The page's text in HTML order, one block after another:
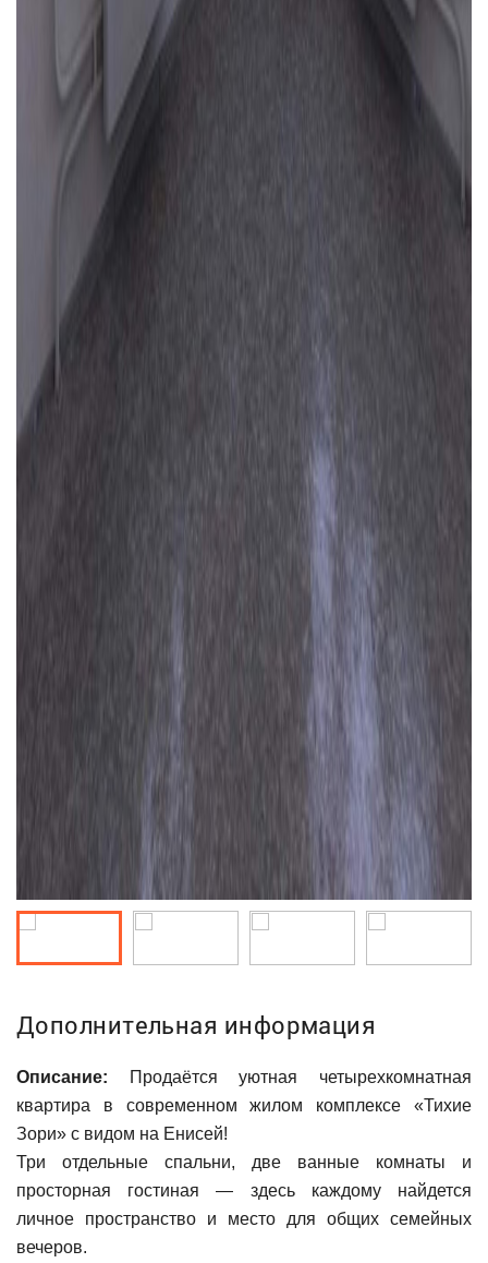
Дополнительная информация
Описание: Продаётся уютная четырехкомнатная
квартира в современном жилом комплексе «Тихие
Зори» с видом на Енисей!
Три отдельные спальни, две ванные комнаты и
просторная гостиная — здесь каждому найдется
личное пространство и место для общих семейных
вечеров.